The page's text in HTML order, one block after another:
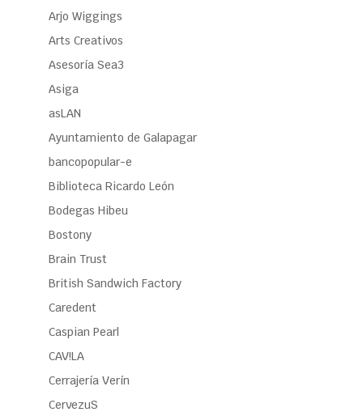
Arjo Wiggings
Arts Creativos
Asesoría Sea3
Asiga
asLAN
Ayuntamiento de Galapagar
bancopopular-e
Biblioteca Ricardo León
Bodegas Hibeu
Bostony
Brain Trust
British Sandwich Factory
Caredent
Caspian Pearl
CAV!LA
Cerrajería Verín
CervezuS